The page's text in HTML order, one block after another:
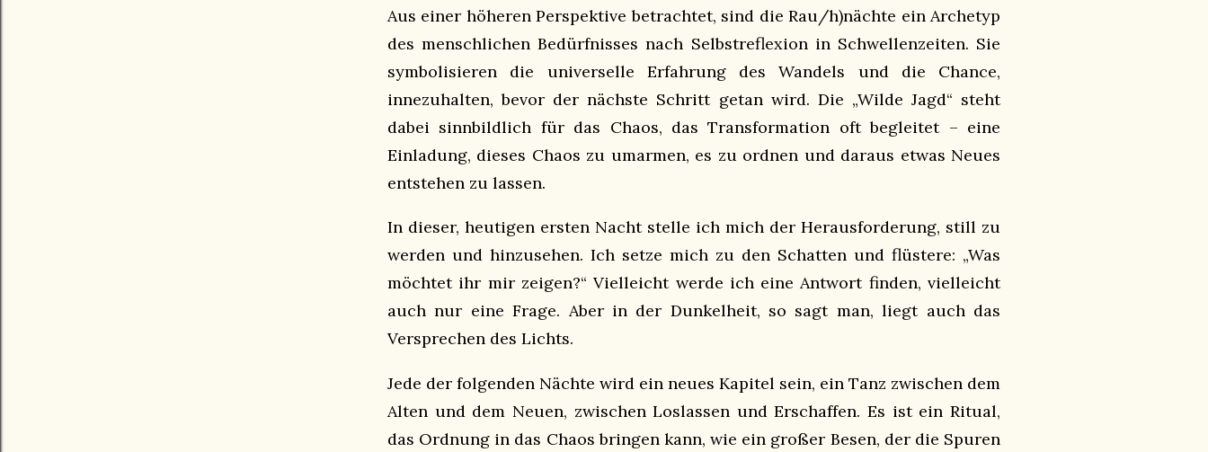
Aus einer höheren Perspektive betrachtet, sind die Rau/h)nächte ein Archetyp
des menschlichen Bedürfnisses nach Selbstreflexion in Schwellenzeiten. Sie
symbolisieren die universelle Erfahrung des Wandels und die Chance,
innezuhalten, bevor der nächste Schritt getan wird. Die „Wilde Jagd“ steht
dabei sinnbildlich für das Chaos, das Transformation oft begleitet – eine
Einladung, dieses Chaos zu umarmen, es zu ordnen und daraus etwas Neues
entstehen zu lassen.
In dieser, heutigen ersten Nacht stelle ich mich der Herausforderung, still zu
werden und hinzusehen. Ich setze mich zu den Schatten und flüstere: „Was
möchtet ihr mir zeigen?“ Vielleicht werde ich eine Antwort finden, vielleicht
auch nur eine Frage. Aber in der Dunkelheit, so sagt man, liegt auch das
Versprechen des Lichts.
Jede der folgenden Nächte wird ein neues Kapitel sein, ein Tanz zwischen dem
Alten und dem Neuen, zwischen Loslassen und Erschaffen. Es ist ein Ritual,
das Ordnung in das Chaos bringen kann, wie ein großer Besen, der die Spuren